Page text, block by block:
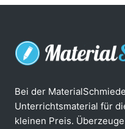
Bei der
Unterrichtsmaterial für
kleinen Preis.